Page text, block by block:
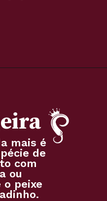
mais é
de
com
ou
o peixe